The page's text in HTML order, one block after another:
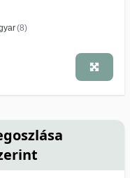
(8)